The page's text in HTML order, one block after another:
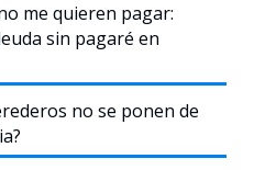
me quieren pagar:
sin pagaré en
no se ponen de